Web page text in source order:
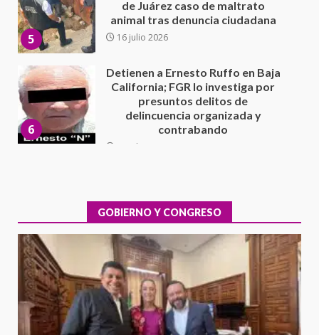
6
presuntos delitos de
delincuencia organizada y
contrabando
7
Sin paso carretera Oaxaca-
Cuacnopalan
26 junio 2026
1
integral de las instalaciones de la
Escuela Secundaria General
Moisés Sáenz Garza
5 agosto 2026
2
Ciudad Salud: justicia social para
Oaxaca
5 agosto 2026
GOBIERNO Y CONGRESO